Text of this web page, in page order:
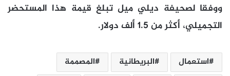
ووفقا لصحيفة ديلي ميل تبلغ قيمة هذا المستحضر
التجميلي، أكثر من 1.5 ألف دولار.
استعمال البريطانية
المصممة